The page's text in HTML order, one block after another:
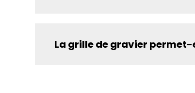
La grille de gravier